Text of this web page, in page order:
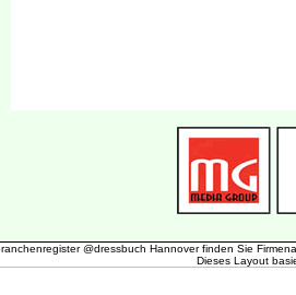
@dressbuch Hannover finden Sie
Dieses Layout